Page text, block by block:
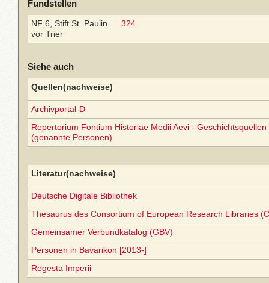
Fundstellen
NF 6, Stift St. Paulin
vor Trier
324
Siehe auch
Quellen(nachweise)
Archivportal-D
Repertorium Fontium Historiae Medii Aevi -
(genannte Personen)
Literatur(nachweise)
Deutsche Digitale Bibliothek
Thesaurus des Consortium of European Research Libraries
Gemeinsamer Verbundkatalog (GBV)
Personen in Bavarikon [2013-]
Regesta Imperii